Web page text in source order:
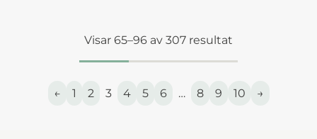
Visar 65–96 av 307 resultat
← 1 2 3 4 5 6 … 8 9 10 →